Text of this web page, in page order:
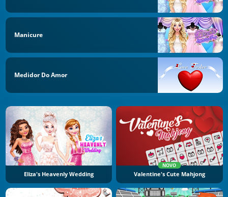
Manicure
Medidor Do Amor
Eliza's Heavenly Wedding
NOVO
Valentine's Cute Mahjong